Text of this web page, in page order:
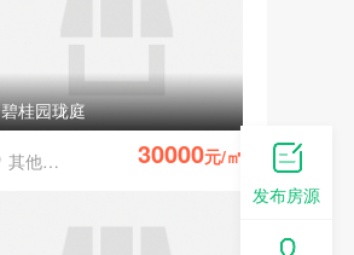
碧桂园珑庭
其他区县 30000元/㎡
发布房源